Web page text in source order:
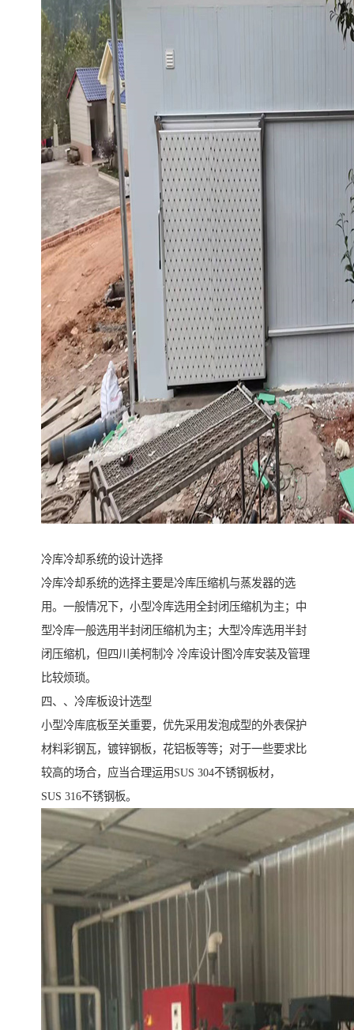
冷库冷却系统的设计选择
冷库冷却系统的选择主要是冷库压缩机与蒸发器的选
用。一般情况下，小型冷库选用全封闭压缩机为主；中
型冷库一般选用半封闭压缩机为主；大型冷库选用半封
闭压缩机，但四川美柯制冷 冷库设计图冷库安装及管理
比较烦琐。
四、、冷库板设计选型
小型冷库底板至关重要，优先采用发泡成型的外表保护
材料彩钢瓦，镀锌钢板，花铝板等等；对于一些要求比
较高的场合，应当合理运用SUS 304不锈钢板材，
SUS 316不锈钢板。